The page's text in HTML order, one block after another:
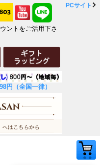
ントをご活用下さ
円（全国一律）
PCサイト